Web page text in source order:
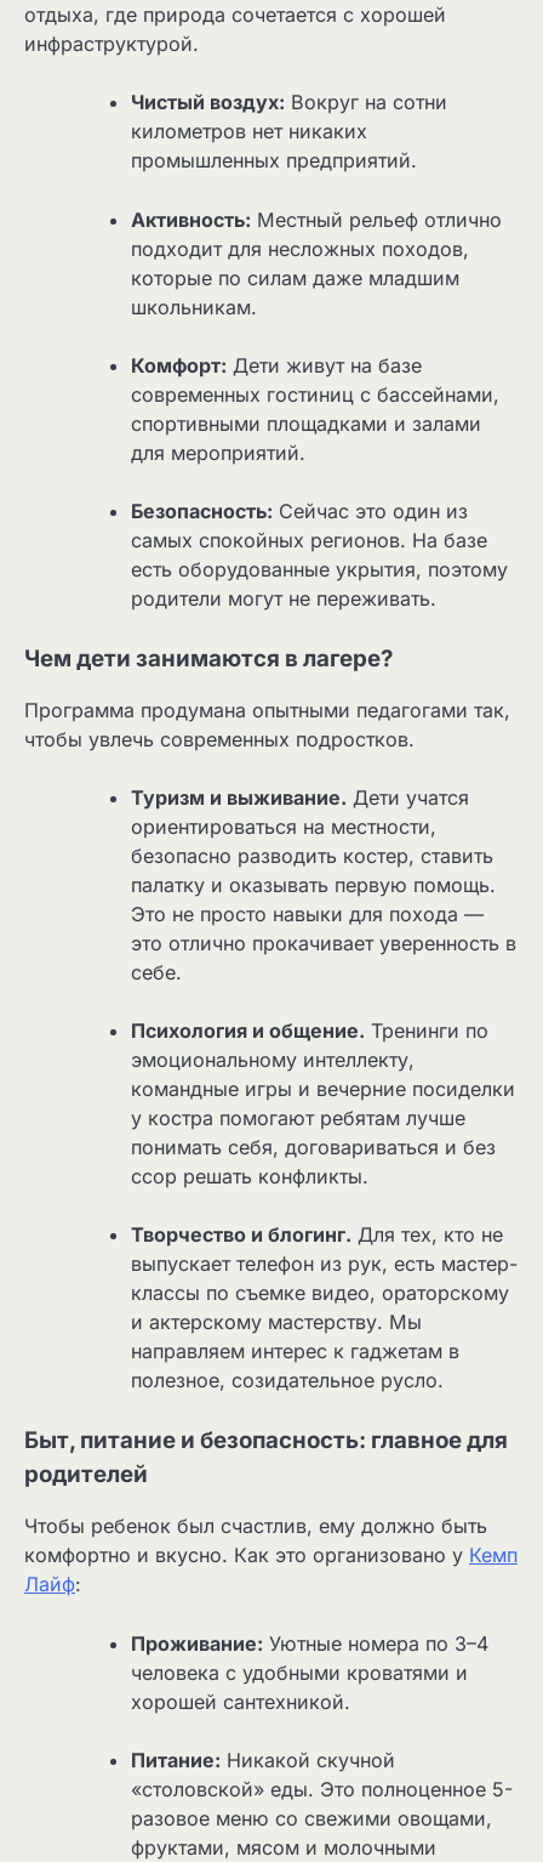
отдыха, где природа сочетается с хорошей
инфраструктурой.
Чистый воздух: Вокруг на сотни
километров нет никаких
промышленных предприятий.
Активность: Местный рельеф отлично
подходит для несложных походов,
которые по силам даже младшим
школьникам.
Комфорт: Дети живут на базе
современных гостиниц с бассейнами,
спортивными площадками и залами
для мероприятий.
Безопасность: Сейчас это один из
самых спокойных регионов. На базе
есть оборудованные укрытия, поэтому
родители могут не переживать.
Чем дети занимаются в лагере?
Программа продумана опытными педагогами так,
чтобы увлечь современных подростков.
Туризм и выживание. Дети учатся
ориентироваться на местности,
безопасно разводить костер, ставить
палатку и оказывать первую помощь.
Это не просто навыки для похода —
это отлично прокачивает уверенность в
себе.
Психология и общение. Тренинги по
эмоциональному интеллекту,
командные игры и вечерние посиделки
у костра помогают ребятам лучше
понимать себя, договариваться и без
ссор решать конфликты.
Творчество и блогинг. Для тех, кто не
выпускает телефон из рук, есть мастер-
классы по съемке видео, ораторскому
и актерскому мастерству. Мы
направляем интерес к гаджетам в
полезное, созидательное русло.
Быт, питание и безопасность: главное для
родителей
Чтобы ребенок был счастлив, ему должно быть
комфортно и вкусно. Как это организовано у Кемп
Лайф:
Проживание: Уютные номера по 3–4
человека с удобными кроватями и
хорошей сантехникой.
Питание: Никакой скучной
«столовской» еды. Это полноценное 5-
разовое меню со свежими овощами,
фруктами, мясом и молочными